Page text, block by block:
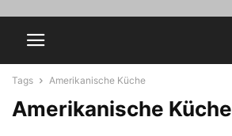
Tags Amerikanische Küche
Amerikanische Küche